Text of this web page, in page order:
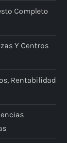
Completo
Y Centros
Rentabilidad